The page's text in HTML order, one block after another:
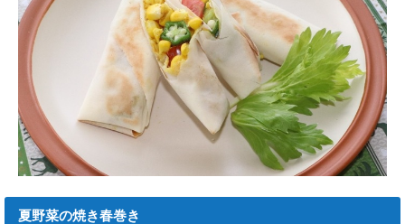
夏野菜の焼き春巻き